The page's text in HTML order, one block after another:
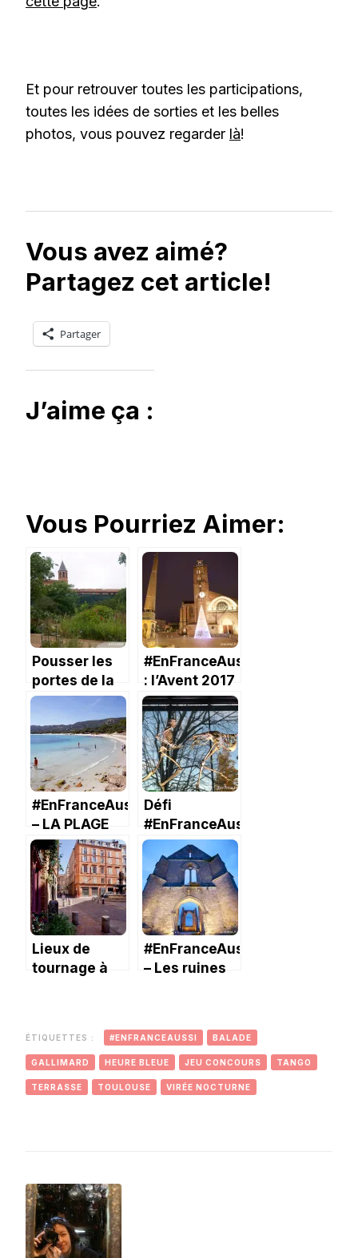
Et pour retrouver toutes les participations,
toutes les idées de sorties et les belles
photos, vous pouvez regarder là!
Vous avez aimé?
Partagez cet article!
Partager
J’aime ça :
Vous Pourriez Aimer:
Pousser les
portes de la
serre du
Muséum de
Toulouse.
#EnFranceAussi
: l’Avent 2017
à Toulouse
#EnFranceAussi
– LA PLAGE
DE
PALOMBAGGIA
Défi
#EnFranceAussi
de février:
« Blanc
comme… »
Lieux de
tournage à
#EnFranceAussi
– Les ruines
ÉTIQUETTES : #ENFRANCEAUSSI BALADE
GALLIMARD HEURE BLEUE JEU CONCOURS TANGO
TERRASSE TOULOUSE VIRÉE NOCTURNE